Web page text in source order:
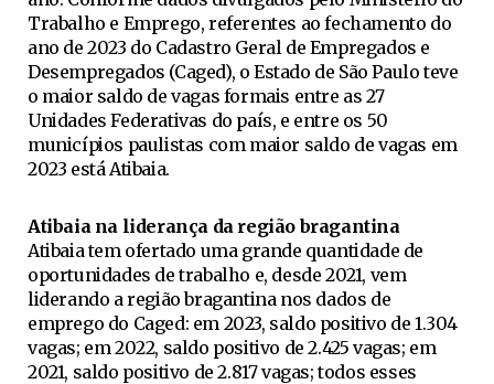
Trabalho e Emprego, referentes ao fechamento do
ano de 2023 do Cadastro Geral de Empregados e
Desempregados (Caged), o Estado de São Paulo teve
o maior saldo de vagas formais entre as 27
Unidades Federativas do país, e entre os 50
municípios paulistas com maior saldo de vagas em
2023 está Atibaia.
Atibaia na liderança da região bragantina
Atibaia tem ofertado uma grande quantidade de
oportunidades de trabalho e, desde 2021, vem
liderando a região bragantina nos dados de
emprego do Caged: em 2023, saldo positivo de 1.304
vagas; em 2022, saldo positivo de 2.425 vagas; em
2021, saldo positivo de 2.817 vagas; todos esses